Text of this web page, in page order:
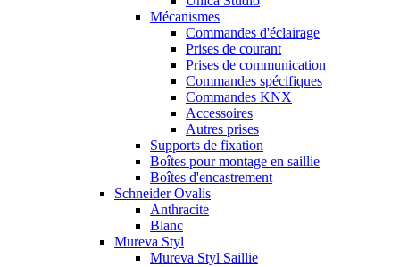
Mécanismes
Commandes d'éclairage
Prises de courant
Prises de communication
Commandes spécifiques
Commandes KNX
Accessoires
Autres prises
Supports de fixation
Boîtes pour montage en saillie
Boîtes d'encastrement
Schneider Ovalis
Anthracite
Blanc
Mureva Styl
Mureva Styl Saillie